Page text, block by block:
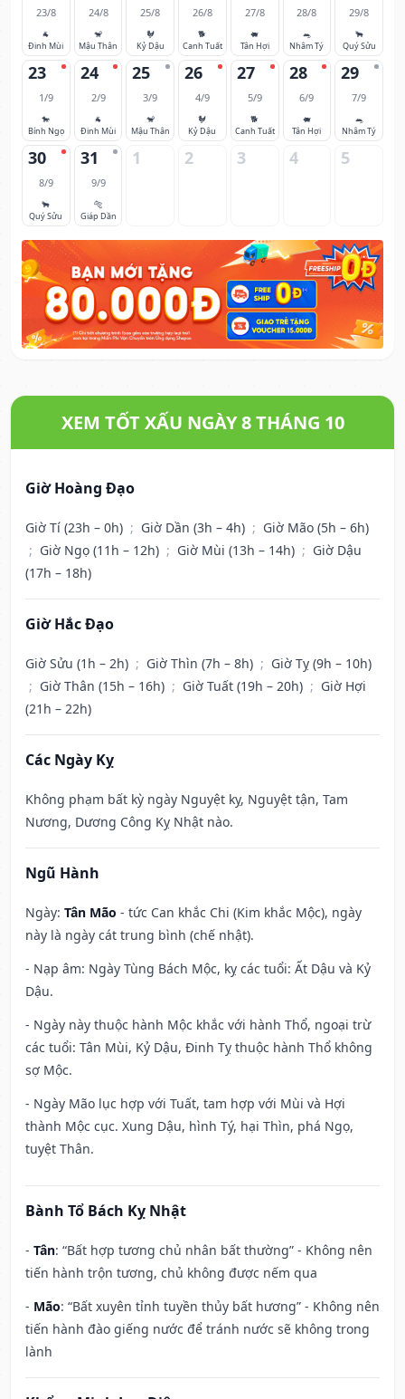
23/8
🐐
Đinh Mùi
24/8
🐒
Mậu Thân
25/8
🐓
Kỷ Dậu
26/8
🐕
Canh Tuất
27/8
🐖
Tân Hợi
28/8
🐀
Nhâm Tý
29/8
🐂
Quý Sửu
23
1/9
🐎
Bính Ngọ
24
2/9
🐐
Đinh Mùi
25
3/9
🐒
Mậu Thân
26
4/9
🐓
Kỷ Dậu
27
5/9
🐕
Canh Tuất
28
6/9
🐖
Tân Hợi
29
7/9
🐀
Nhâm Tý
30
8/9
🐂
Quý Sửu
31
9/9
🐅
Giáp Dần
1 2 3 4 5
XEM TỐT XẤU NGÀY 8 THÁNG 10
Giờ Hoàng Đạo
Giờ Tí (23h – 0h) ; Giờ Dần (3h – 4h) ; Giờ Mão (5h – 6h)
; Giờ Ngọ (11h – 12h) ; Giờ Mùi (13h – 14h) ; Giờ Dậu
(17h – 18h)
Giờ Hắc Đạo
Giờ Sửu (1h – 2h) ; Giờ Thìn (7h – 8h) ; Giờ Tỵ (9h – 10h)
; Giờ Thân (15h – 16h) ; Giờ Tuất (19h – 20h) ; Giờ Hợi
(21h – 22h)
Các Ngày Kỵ
Không phạm bất kỳ ngày Nguyệt kỵ, Nguyệt tận, Tam
Nương, Dương Công Kỵ Nhật nào.
Ngũ Hành
Ngày: Tân Mão - tức Can khắc Chi (Kim khắc Mộc), ngày
này là ngày cát trung bình (chế nhật).
- Nạp âm: Ngày Tùng Bách Mộc, kỵ các tuổi: Ất Dậu và Kỷ
Dậu.
- Ngày này thuộc hành Mộc khắc với hành Thổ, ngoại trừ
các tuổi: Tân Mùi, Kỷ Dậu, Đinh Tỵ thuộc hành Thổ không
sợ Mộc.
- Ngày Mão lục hợp với Tuất, tam hợp với Mùi và Hợi
thành Mộc cục. Xung Dậu, hình Tý, hại Thìn, phá Ngọ,
tuyệt Thân.
Bành Tổ Bách Kỵ Nhật
- Tân: “Bất hợp tương chủ nhân bất thường” - Không nên
tiến hành trộn tương, chủ không được nếm qua
- Mão: “Bất xuyên tỉnh tuyền thủy bất hương” - Không nên
tiến hành đào giếng nước để tránh nước sẽ không trong
lành